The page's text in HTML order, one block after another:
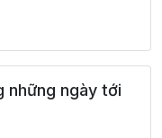
những ngày tới